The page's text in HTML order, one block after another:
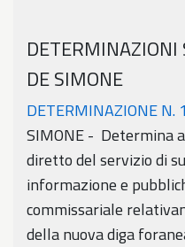
DE SIMONE
DETERMINAZIONE N. 1
SIMONE - Determina
diretto del servizio di
informazione e
commissariale
della nuova diga